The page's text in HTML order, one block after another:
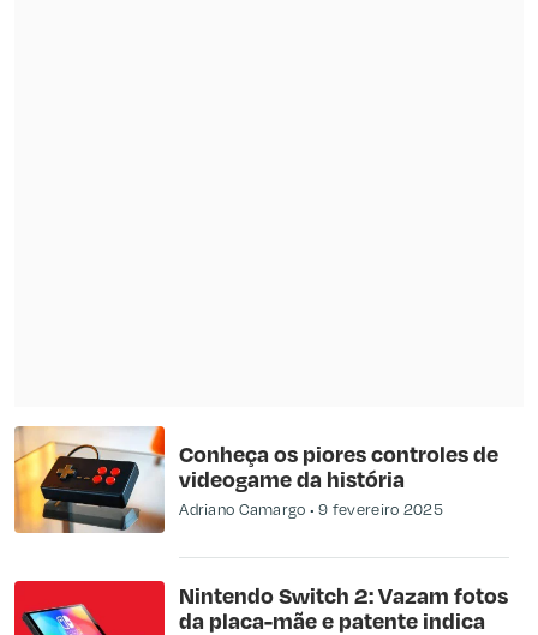
Conheça os piores controles de
videogame da história
Adriano Camargo 9 fevereiro 2025
Nintendo Switch 2: Vazam fotos
da placa-mãe e patente indica